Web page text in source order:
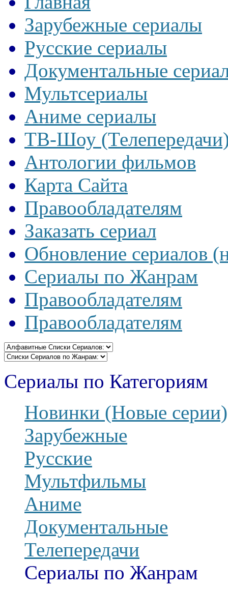
Зарубежные сериалы
Русские сериалы
Документальные
Мультсериалы
Аниме сериалы
ТВ-Шоу
Антологии фильмов
Карта Сайта
Правообладателям
Заказать сериал
Обновление сериалов
Сериалы по Жанрам
Правообладателям
Правообладателям
Сериалы по Категориям
Новинки (Новые серии)
Зарубежные
Русские
Мультфильмы
Аниме
Документальные
Телепередачи
Сериалы по Жанрам